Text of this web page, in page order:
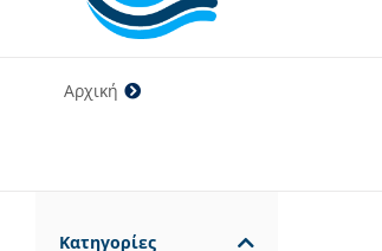
Αρχική
Κατηγορίες